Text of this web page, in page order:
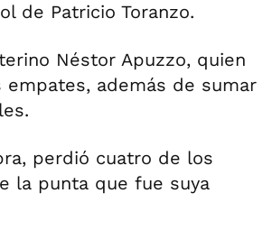
de Patricio Toranzo.
Néstor Apuzzo, quien
además de sumar
perdió cuatro de los
la punta que fue suya